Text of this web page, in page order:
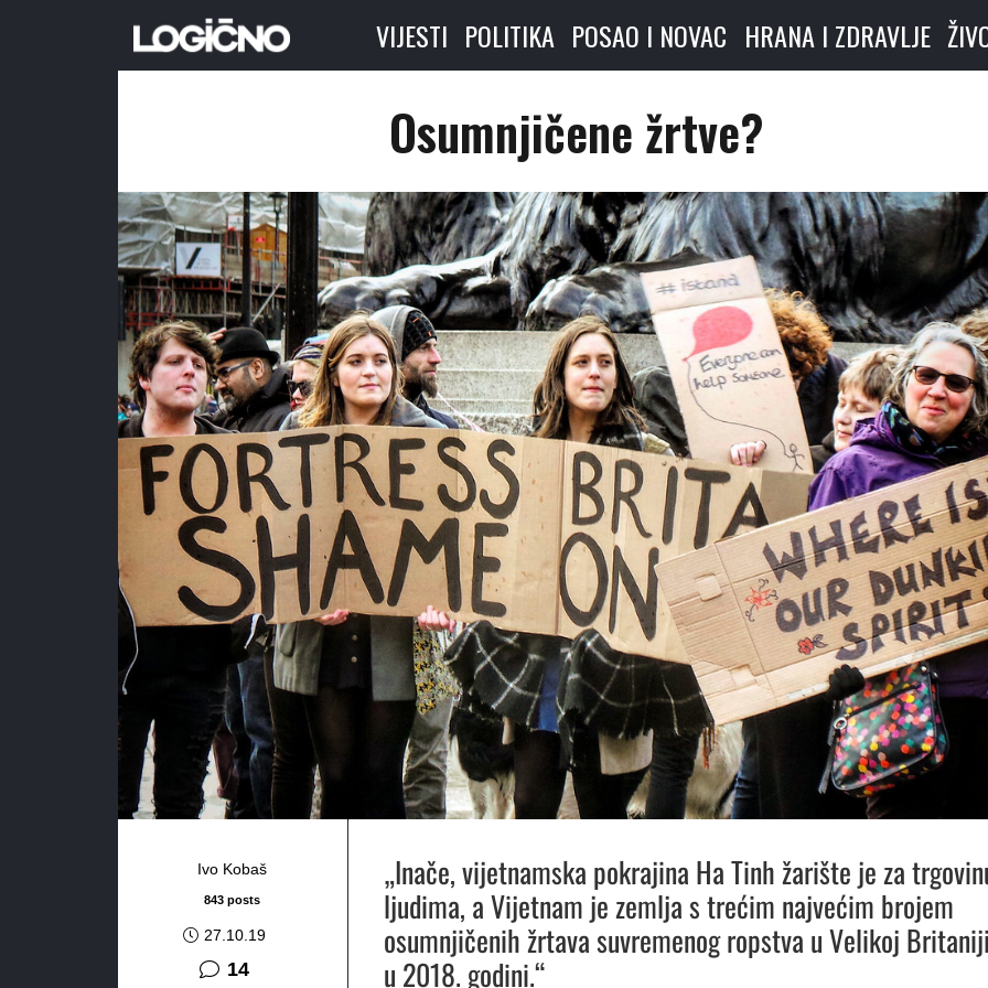
VIJESTI POLITIKA POSAO I NOVAC HRANA I ZDRAVLJE
Osumnjičene žrtve?
Ivo Kobaš
843 posts
27.10.19
14komentara
„Inače, vijetnamska pokrajina Ha Tinh žarište je za
ljudima, a Vijetnam je zemlja s trećim najvećim brojem
osumnjičenih žrtava suvremenog ropstva u Velikoj
u 2018. godini.“